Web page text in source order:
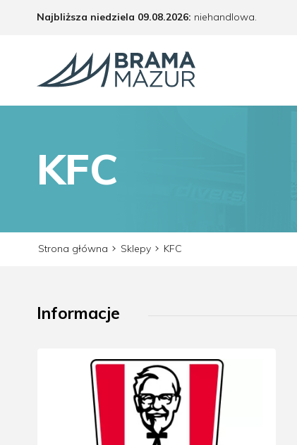
Najbliższa niedziela 09.08.2026: niehandlowa.
KFC
Strona główna Sklepy KFC
Informacje